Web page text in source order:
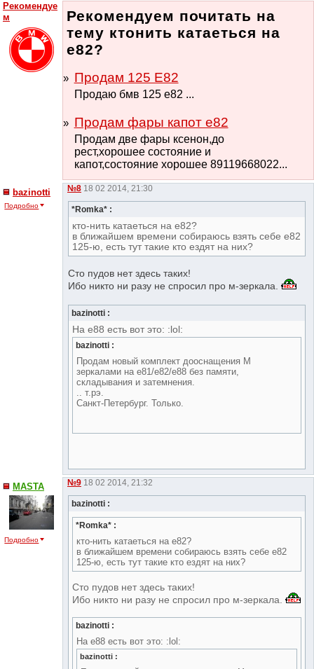
Рекомендуе
м
Рекомендуем почитать на
тему ктонить катаеться на
е82?
Продам 125 Е82
Продаю бмв 125 е82 ...
Продам фары капот е82
Продам две фары ксенон,до
рест,хорошее состояние и
капот,состояние хорошее 89119668022...
bazinotti
Подробно
№8 18 02 2014, 21:30
*Romka* :
кто-нить катаеться на е82?
в ближайшем времени собираюсь взять себе е82
125-ю, есть тут такие кто ездят на них?
Сто пудов нет здесь таких!
Ибо никто ни разу не спросил про м-зеркала.
bazinotti :
На е88 есть вот это: :lol:
bazinotti :
Продам новый комплект дооснащения М
зеркалами на е81/е82/е88 без памяти,
складывания и затемнения.
.. т.рэ.
Санкт-Петербург. Только.
MASTA
Подробно
№9 18 02 2014, 21:32
bazinotti :
*Romka* :
кто-нить катаеться на е82?
в ближайшем времени собираюсь взять себе е82
125-ю, есть тут такие кто ездят на них?
Сто пудов нет здесь таких!
Ибо никто ни разу не спросил про м-зеркала.
bazinotti :
На е88 есть вот это: :lol:
bazinotti :